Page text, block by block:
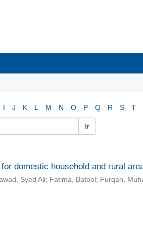
I J K L M N O P Q R S T
Ir
domestic household and rural
Syed Ali; Fatima, Batool; Furqan,